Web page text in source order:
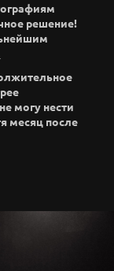
решение!
могу нести
месяц после